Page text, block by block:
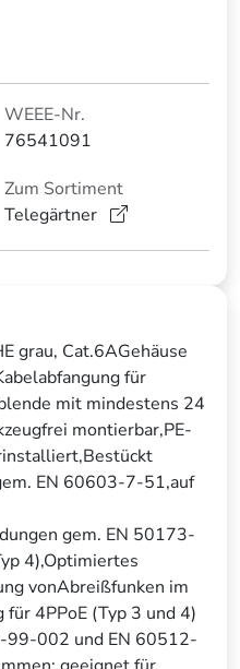
WEEE-Nr.
76541091
Zum Sortiment
Telegärtner
grau, Cat.6AGehäuse
für
mit mindestens 24
montierbar,PE-
EN 60603-7-51,auf
gem. EN 50173-
4),Optimiertes
vonAbreißfunken im
4PPoE (Typ 3 und 4)
99-002 und EN 60512-